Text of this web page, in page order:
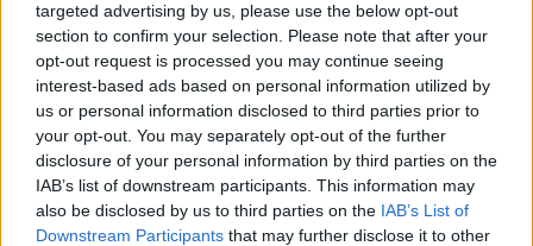
targeted advertising by us, please use the below opt-out
section to confirm your selection. Please note that after your
opt-out request is processed you may continue seeing
interest-based ads based on personal information utilized by
us or personal information disclosed to third parties prior to
your opt-out. You may separately opt-out of the further
disclosure of your personal information by third parties on the
IAB’s list of downstream participants. This information may
also be disclosed by us to third parties on the IAB’s List of
Downstream Participants that may further disclose it to other
LE MIGLIORI OFFERTE AMAZON